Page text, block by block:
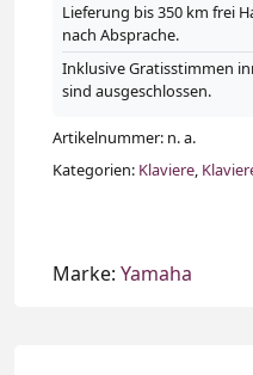
Lieferung bis 350 km frei
nach Absprache.
Inklusive Gratisstimmen
sind ausgeschlossen.
Artikelnummer: n. a.
Kategorien: Klaviere,
Marke: Yamaha